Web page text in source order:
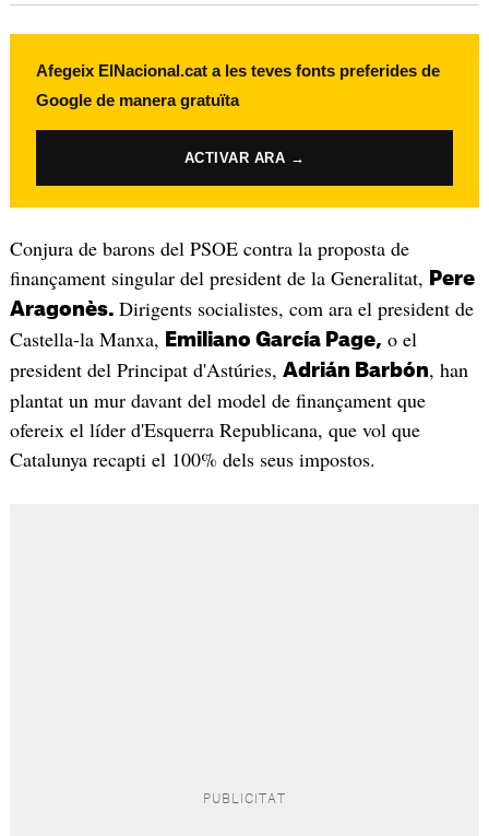
Afegeix ElNacional.cat a les teves fonts preferides de
Google de manera gratuïta
ACTIVAR ARA →
Conjura de barons del PSOE contra la proposta de
finançament singular del president de la Generalitat, Pere
Aragonès. Dirigents socialistes, com ara el president de
Castella-la Manxa, Emiliano García Page, o el
president del Principat d'Astúries, Adrián Barbón, han
plantat un mur davant del model de finançament que
ofereix el líder d'Esquerra Republicana, que vol que
Catalunya recapti el 100% dels seus impostos.